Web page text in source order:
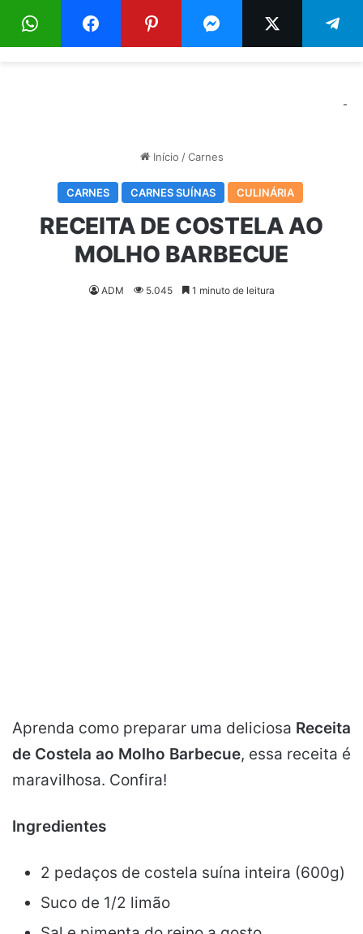
Menu
-
Início / Carnes
CARNES CARNES SUÍNAS CULINÁRIA
RECEITA DE COSTELA AO
MOLHO BARBECUE
ADM 5.045 1 minuto de leitura
Aprenda como preparar uma deliciosa Receita
de Costela ao Molho Barbecue, essa receita é
maravilhosa. Confira!
Ingredientes
2 pedaços de costela suína inteira (600g)
Suco de 1/2 limão